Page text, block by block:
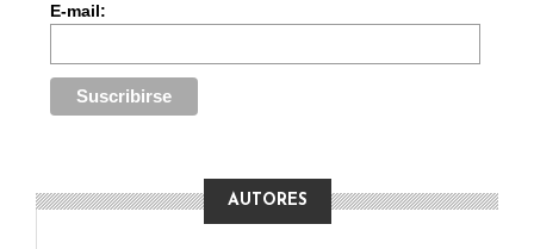
E-mail:
AUTORES